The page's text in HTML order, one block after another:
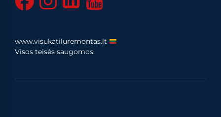
www.visukatiluremontas.lt
Visos teisės saugomos.